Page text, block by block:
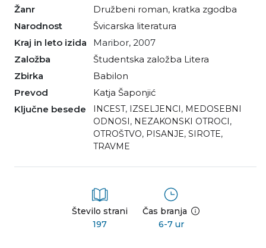
Žanr družbeni roman, kratka zgodba
Narodnost
švicarska literatura
Kraj in leto izida
Maribor, 2007
Založba
Študentska založba Litera
Zbirka
Babilon
Prevod
Katja Šaponjić
Ključne besede
INCEST, IZSELJENCI, MEDOSEBNI
ODNOSI, NEZAKONSKI OTROCI,
OTROŠTVO, PISANJE, SIROTE,
TRAVME
Število strani
197
Čas branja
6-7 ur